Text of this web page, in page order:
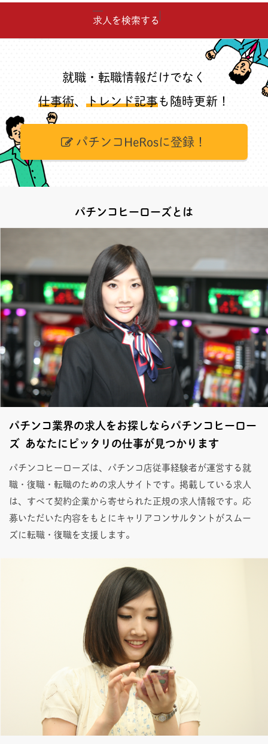
求人を検索する
就職・転職情報だけでなく
仕事術、 トレンド記事も随時更新！
パチンコHeRosに登録！
パチンコヒーローズとは
パチンコ業界の求人をお探しならパチンコヒーロー
ズ あなたにピッタリの仕事が見つかります
パチンコヒーローズは、パチンコ店従事経験者が運営する就
職・復職・転職のための求人サイトです。掲載している求人
は、すべて契約企業から寄せられた正規の求人情報です。応
募いただいた内容をもとにキャリアコンサルタントがスムー
ズに転職・復職を支援します。